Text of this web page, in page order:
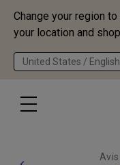
Change your region
your location and
United States / English
Avis